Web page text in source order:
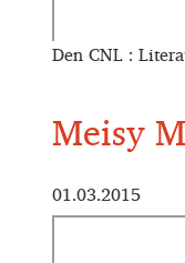
Den CNL :
Meisy
01.03.2015